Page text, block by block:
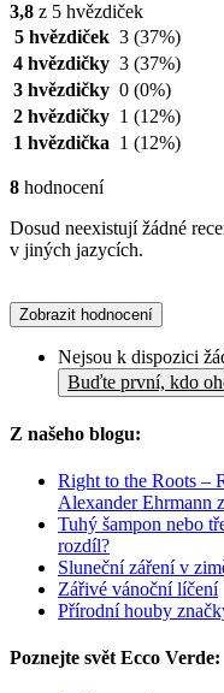
3,8 z 5 hvězdiček
5 hvězdiček 3 (37%)
4 hvězdičky 3 (37%)
3 hvězdičky 0 (0%)
2 hvězdičky 1 (12%)
1 hvězdička 1 (12%)
8 hodnocení
Dosud neexistují žádné
v jiných jazycích.
Zobrazit hodnocení
Nejsou k dispozici
Buďte první, kdo
Z našeho blogu:
Right to the Roots –
Alexander Ehrmann
Tuhý šampon nebo
rozdíl?
Sluneční záření v
Zářivé vánoční líčení
Přírodní houby
Poznejte svět Ecco Verde: